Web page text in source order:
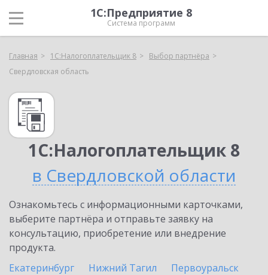
1С:Предприятие 8
Система программ
Главная 1С:Налогоплательщик 8
Выбор партнёра
Свердловская область
1С:Налогоплательщик 8
в Свердловской области
Ознакомьтесь с информационными карточками,
выберите партнёра и отправьте заявку на
консультацию, приобретение или внедрение
продукта.
Екатеринбург
Нижний Тагил
Первоуральск